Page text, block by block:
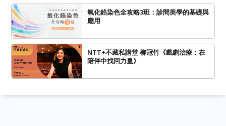
氧化鋯染色全攻略3班：診間美學的基礎與
應用
NTT+不藏私講堂 柳冠竹《戲劇治療：在
陪伴中找回力量》